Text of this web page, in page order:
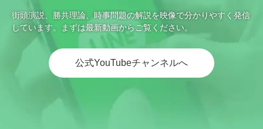
街頭演説、勝共理論、時事問題の解説を映像で分かりやすく発信
しています。まずは最新動画からご覧ください。
公式YouTubeチャンネルへ